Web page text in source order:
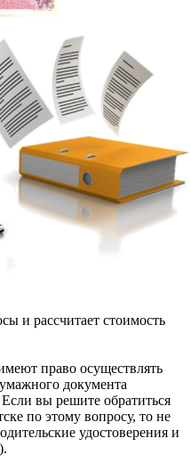
и рассчитает стоимость
право осуществлять
документа
вы решите обратиться
по этому вопросу, то не
удостоверения и